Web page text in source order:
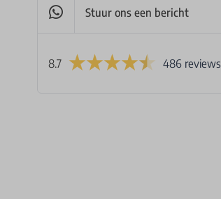
Stuur ons een bericht
8.7 486 reviews